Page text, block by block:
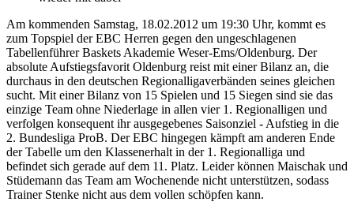
Am kommenden Samstag, 18.02.2012 um 19:30 Uhr, kommt es
zum Topspiel der EBC Herren gegen den ungeschlagenen
Tabellenführer Baskets Akademie Weser-Ems/Oldenburg. Der
absolute Aufstiegsfavorit Oldenburg reist mit einer Bilanz an, die
durchaus in den deutschen Regionalligaverbänden seines gleichen
sucht. Mit einer Bilanz von 15 Spielen und 15 Siegen sind sie das
einzige Team ohne Niederlage in allen vier 1. Regionalligen und
verfolgen konsequent ihr ausgegebenes Saisonziel - Aufstieg in die
2. Bundesliga ProB. Der EBC hingegen kämpft am anderen Ende
der Tabelle um den Klassenerhalt in der 1. Regionalliga und
befindet sich gerade auf dem 11. Platz. Leider können Maischak und
Stüdemann das Team am Wochenende nicht unterstützen, sodass
Trainer Stenke nicht aus dem vollen schöpfen kann.